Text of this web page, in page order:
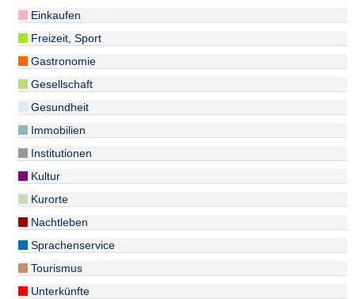
Einkaufen
Freizeit, Sport
Gastronomie
Gesellschaft
Gesundheit
Immobilien
Institutionen
Kultur
Kurorte
Nachtleben
Sprachenservice
Tourismus
Unterkünfte